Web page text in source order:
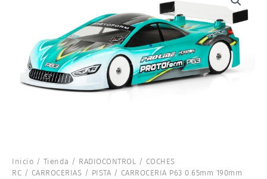
Inicio / Tienda / RADIOCONTROL / COCHES
RC / CARROCERIAS / PISTA / CARROCERIA P63 0.65mm 190mm